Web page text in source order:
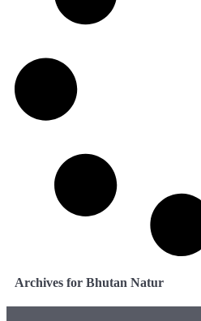
Archives for Bhutan Natur